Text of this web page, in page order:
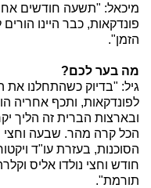
מיכאל: "תשעה חודשים
פונדקאות, כבר היינו
הזמן".
מה בער לכם?
גיל: "בדיוק כשהתחלנו
לפונדקאות, ותכף אחריה
ובארצות הברית זה הליך
הכל קרה מהר. שבעה וחצי
הסוכנות, בעזרת עו"ד
חודש וחצי נולדו אליס
תורמת".